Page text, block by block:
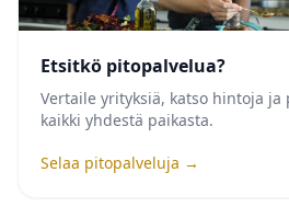
Etsitkö pitopalvelua?
Vertaile yrityksiä, katso hintoja ja
kaikki yhdestä paikasta.
Selaa pitopalveluja →